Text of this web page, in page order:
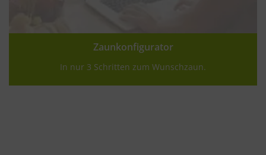
Zaunkonfigurator
In nur 3 Schritten zum Wunschzaun.